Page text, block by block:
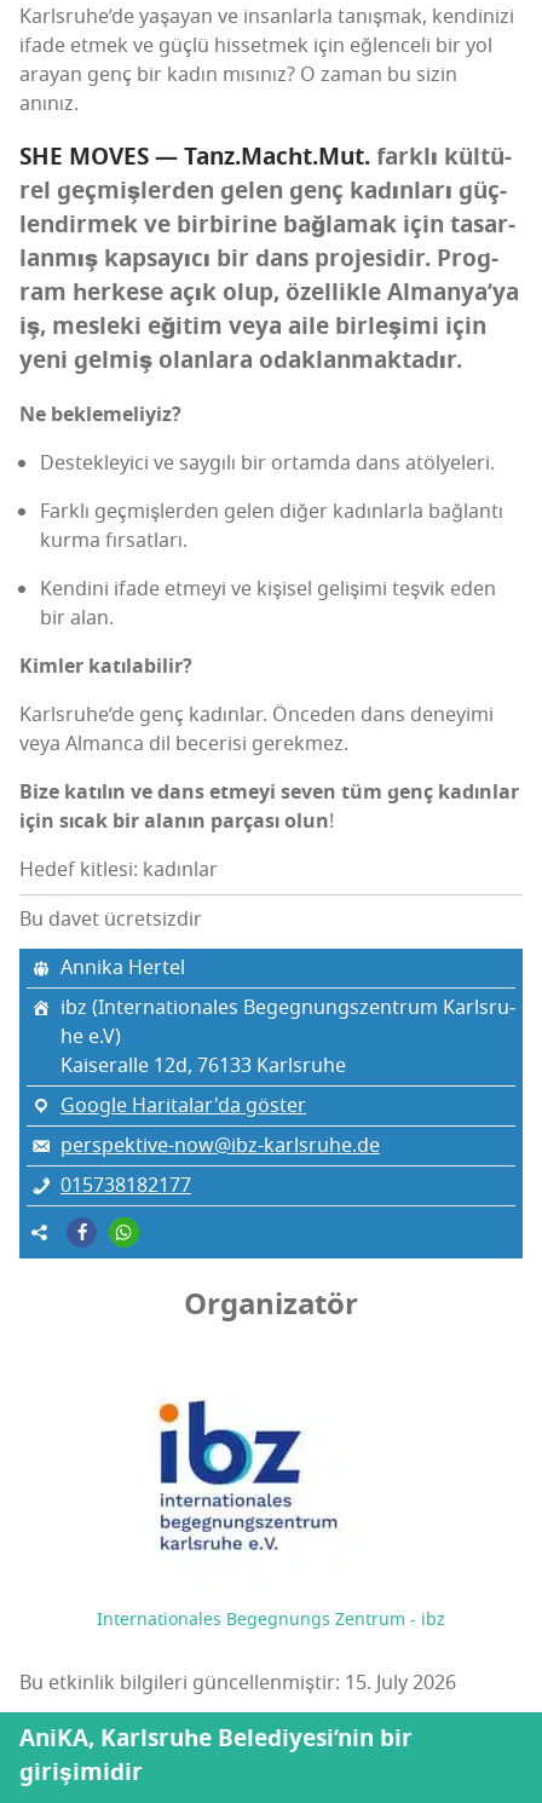
Karls­ru­he­’­de yaşa­yan ve insan­lar­la tanış­mak, ken­di­ni­zi
ifa­de etmek ve güç­lü his­set­mek için eğlen­ce­li bir yol
ara­yan genç bir kadın mısı­nız? O zaman bu sizin
anınız.
SHE MOVES — Tanz.Macht.Mut.fark­lı kül­tü­
rel geç­miş­ler­den gelen genç kadın­la­rı güç­
len­dir­mek ve bir­bi­ri­ne bağ­la­mak için tasar­
lan­mış kap­sa­yı­cı bir dans pro­je­si­dir. Prog­
ram her­ke­se açık olup, özel­lik­le Alman­ya­’­ya
iş, mes­le­ki eği­tim veya aile bir­le­şi­mi için
yeni gel­miş olan­la­ra odaklanmaktadır.
Ne bek­le­me­li­yiz?
Des­tek­le­yi­ci ve say­gı­lı bir ortam­da dans atölyeleri.
Fark­lı geç­miş­ler­den gelen diğer kadın­lar­la bağ­lan­tı
kur­ma fırsatları.
Ken­di­ni ifa­de etme­yi ve kişi­sel geli­şi­mi teş­vik eden
bir alan.
Kim­ler katılabilir?
Karls­ru­he­’­de genç kadın­lar. Önce­den dans dene­yi­mi
veya Alman­ca dil bece­ri­si gerekmez.
Bize katı­lın ve dans etme­yi seven tüm genç kadın­lar
için sıcak bir ala­nın par­ça­sı olun!
Hedef kitlesi: kadınlar
Bu davet ücretsizdir
Anni­ka Hertel
ibz (Inter­na­ti­ona­les Begeg­nungs­zent­rum Karls­ru­
he e.V)
Kaise­ral­le 12d, 76133 Karls­ru­he
Google Haritalar'da göster
perspektive-now@ibz-karlsruhe.de
015738182177
Organizatör
Internationales Begegnungs Zentrum - ibz
Bu etkinlik bilgileri güncellenmiştir: 15. July 2026
AniKA, Karlsruhe Belediyesi’nin bir
girişimidir